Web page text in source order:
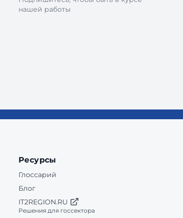
нашей работы
Ресурсы
Глоссарий
Блог
IT2REGION.RU
Решения для госсектора